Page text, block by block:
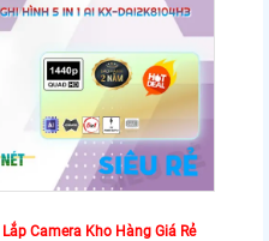
Lắp Camera Kho Hàng Giá Rẻ